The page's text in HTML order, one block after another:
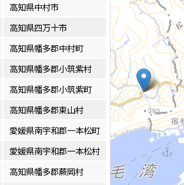
高知県中村市
高知県四万十市
高知県幡多郡中村町
高知県幡多郡小筑紫村
高知県幡多郡小筑紫町
高知県幡多郡東山村
愛媛県南宇和郡一本松町
愛媛県南宇和郡一本松村
高知県幡多郡蕨岡村